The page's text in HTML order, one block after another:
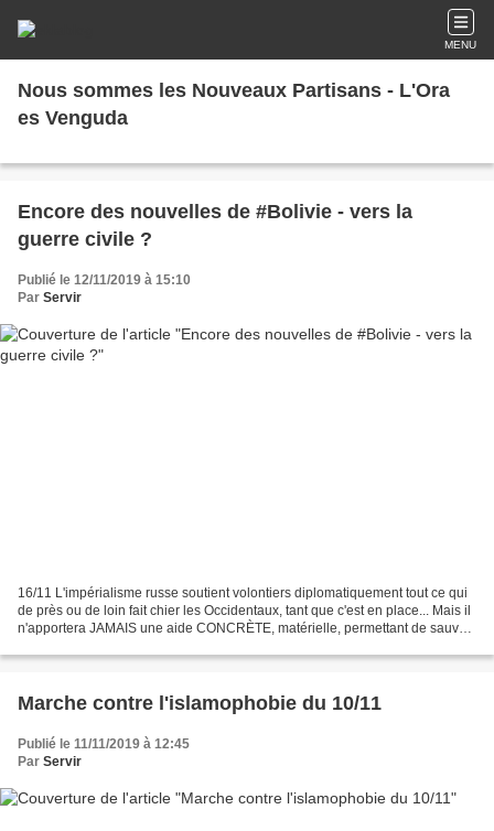
MENU
Nous sommes les Nouveaux Partisans - L'Ora
es Venguda
Encore des nouvelles de #Bolivie - vers la
guerre civile ?
Publié le 12/11/2019 à 15:10
Par Servir
16/11 L'impérialisme russe soutient volontiers diplomatiquement tout ce qui
de près ou de loin fait chier les Occidentaux, tant que c'est en place... Mais il
n'apportera JAMAIS une aide CONCRÈTE, matérielle, permettant de sauver
Marche contre l'islamophobie du 10/11
Publié le 11/11/2019 à 12:45
Par Servir